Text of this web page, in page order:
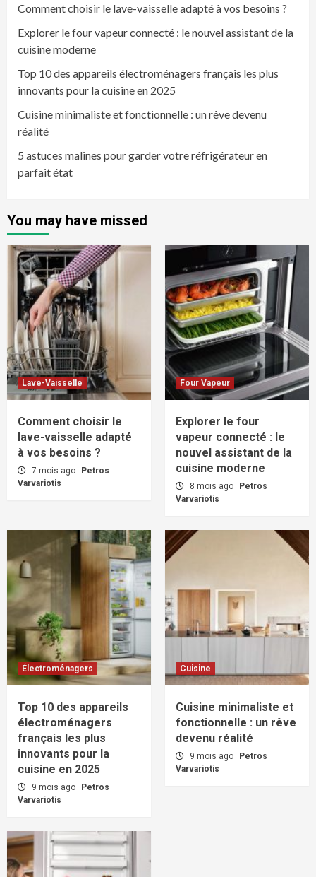
Comment choisir le lave-vaisselle adapté à vos besoins ?
Explorer le four vapeur connecté : le nouvel assistant de la
cuisine moderne
Top 10 des appareils électroménagers français les plus
innovants pour la cuisine en 2025
Cuisine minimaliste et fonctionnelle : un rêve devenu
réalité
5 astuces malines pour garder votre réfrigérateur en
parfait état
You may have missed
Lave-Vaisselle
Comment choisir le
lave-vaisselle adapté
à vos besoins ?
7 mois ago
Petros
Varvariotis
Four Vapeur
Explorer le four
vapeur connecté : le
nouvel assistant de la
cuisine moderne
8 mois ago
Petros
Varvariotis
Électroménagers
Top 10 des appareils
électroménagers
français les plus
innovants pour la
cuisine en 2025
9 mois ago
Petros
Varvariotis
Cuisine
Cuisine minimaliste et
fonctionnelle : un rêve
devenu réalité
9 mois ago
Petros
Varvariotis